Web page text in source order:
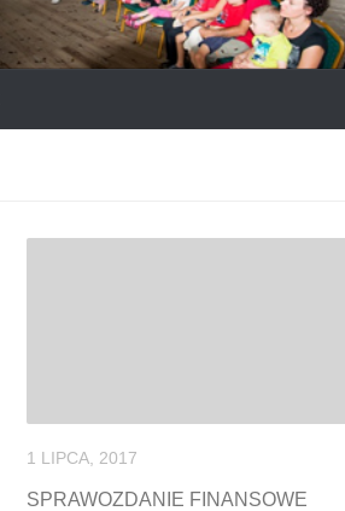
1 LIPCA, 2017
SPRAWOZDANIE FINANSOWE